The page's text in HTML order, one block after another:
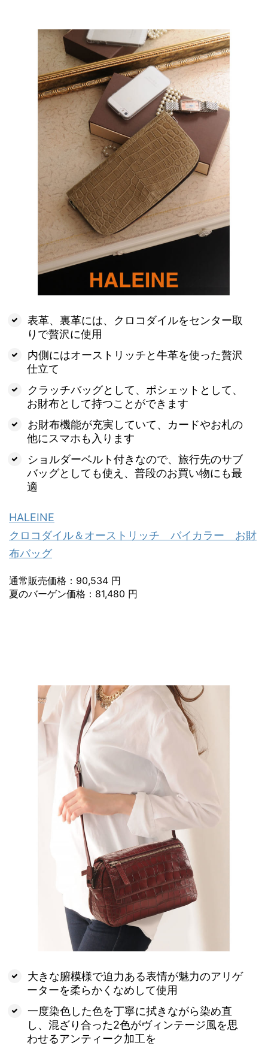
表革、裏革には、クロコダイルをセンター取
りで贅沢に使用
内側にはオーストリッチと牛革を使った贅沢
仕立て
クラッチバッグとして、ポシェットとして、
お財布として持つことができます
お財布機能が充実していて、カードやお札の
他にスマホも入ります
ショルダーベルト付きなので、旅行先のサブ
バッグとしても使え、普段のお買い物にも最
適
HALEINE
クロコダイル＆オーストリッチ バイカラー お財
布バッグ
通常販売価格：90,534 円
夏のバーゲン価格：81,480 円
大きな腑模様で迫力ある表情が魅力のアリゲ
ーターを柔らかくなめして使用
一度染色した色を丁寧に拭きながら染め直
し、混ざり合った2色がヴィンテージ風を思
わせるアンティーク加工を